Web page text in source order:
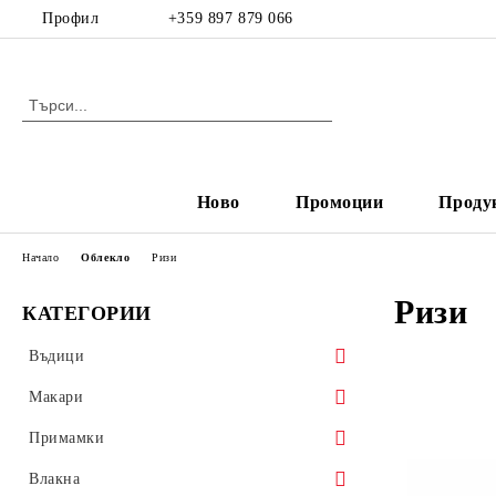
Профил +359 897 879 066
Ново Промоции
КАТЕГОРИИ
Въдици
Спининг
Кастинг
Фидер
Макари
Макари с преден аванс
Макари със заден аванс
Примамки
Воблери
Влакна
Начало Облекло Ризи
Ризи